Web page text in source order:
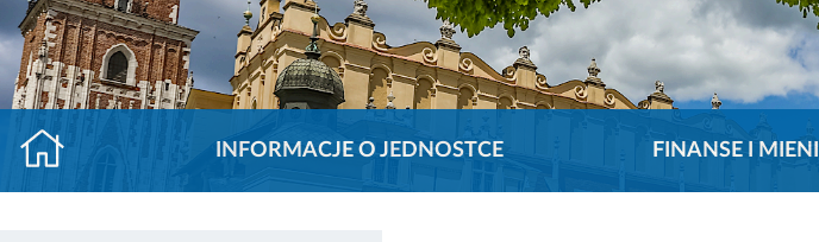
INFORMACJE O JEDNOSTCE FINANSE I